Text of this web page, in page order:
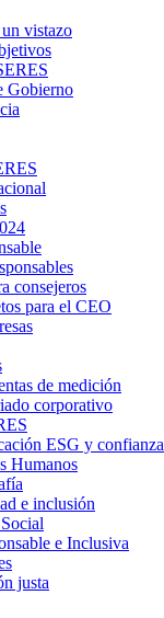
vistazo
Gobierno
consejeros
para el CEO
de medición
corporativo
ESG y confianza
Humanos
e inclusión
e Inclusiva
justa